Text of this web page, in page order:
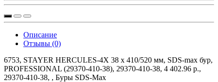
Описание
Отзывы (0)
6753, STAYER HERCULES-4Х 38 x 410/520 мм, SDS-max бур,
PROFESSIONAL (29370-410-38), 29370-410-38, 4 402.96 р.,
29370-410-38, , Буры SDS-Max